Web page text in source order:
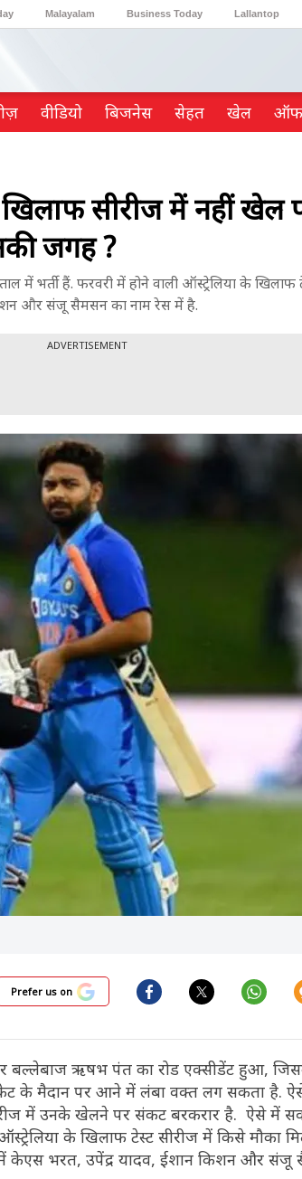
Malayalam Business Today Lallantop
वीडियो ब‍िजनेस सेहत खेल
सीरीज में नहीं
जगह ?
में भर्ती हैं. फरवरी में होने वाली ऑस्ट्रेलिया के
और संजू सैमसन का नाम रेस में है.
ADVERTISEMENT
Prefer us on
बल्लेबाज ऋषभ पंत का रोड एक्सीडेंट हुआ,
के मैदान पर आने में लंबा वक्त लग सकता है. ऐसे
में उनके खेलने पर संकट बरकरार है. ऐसे में
के खिलाफ टेस्ट सीरीज में किसे मौका
भरत, उपेंद्र यादव, ईशान किशन और संजू